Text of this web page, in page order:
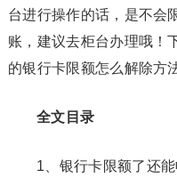
台进行操作的话，是不会
账，建议去柜台办理哦！
的银行卡限额怎么解除方
全文目录
1、银行卡限额了还